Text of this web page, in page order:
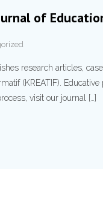
of
research articles,
(KREATIF).
visit our journal […]